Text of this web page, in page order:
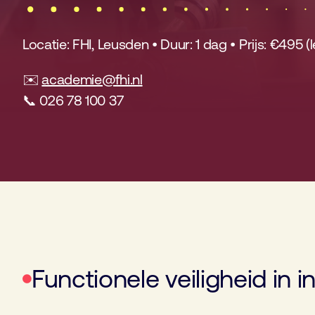
Locatie: FHI, Leusden • Duur: 1 dag • Prijs:
✉️academie@fhi.nl
📞 026 78 100 37
Functionele veiligheid in